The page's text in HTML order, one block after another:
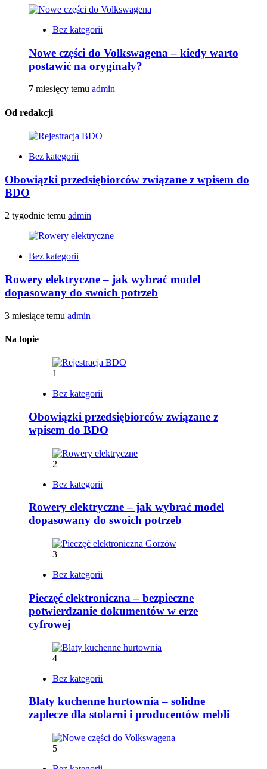
Bez kategorii
Nowe części do Volkswagena – kiedy warto
postawić na oryginały?
7 miesięcy temu admin
Od redakcji
Bez kategorii
Obowiązki przedsiębiorców związane z wpisem do
BDO
2 tygodnie temu admin
Bez kategorii
Rowery elektryczne – jak wybrać model
dopasowany do swoich potrzeb
3 miesiące temu admin
Na topie
1
Bez kategorii
Obowiązki przedsiębiorców związane z
wpisem do BDO
2
Bez kategorii
Rowery elektryczne – jak wybrać model
dopasowany do swoich potrzeb
3
Bez kategorii
Pieczęć elektroniczna – bezpieczne
potwierdzanie dokumentów w erze
cyfrowej
4
Bez kategorii
Blaty kuchenne hurtownia – solidne
zaplecze dla stolarni i producentów mebli
5